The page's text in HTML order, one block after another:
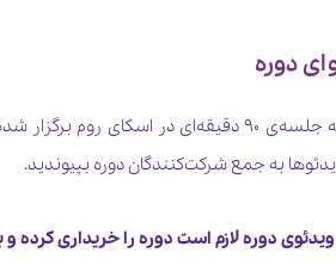
دوره
به جمع شرکت‌کنندگان دوره بپیوندید.
دوره لازم است دوره را خریداری کرده و